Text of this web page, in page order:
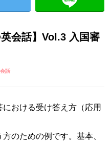
英会話】Vol.3 入国審
話
おける受け答え方（応用
のための例です。基本、